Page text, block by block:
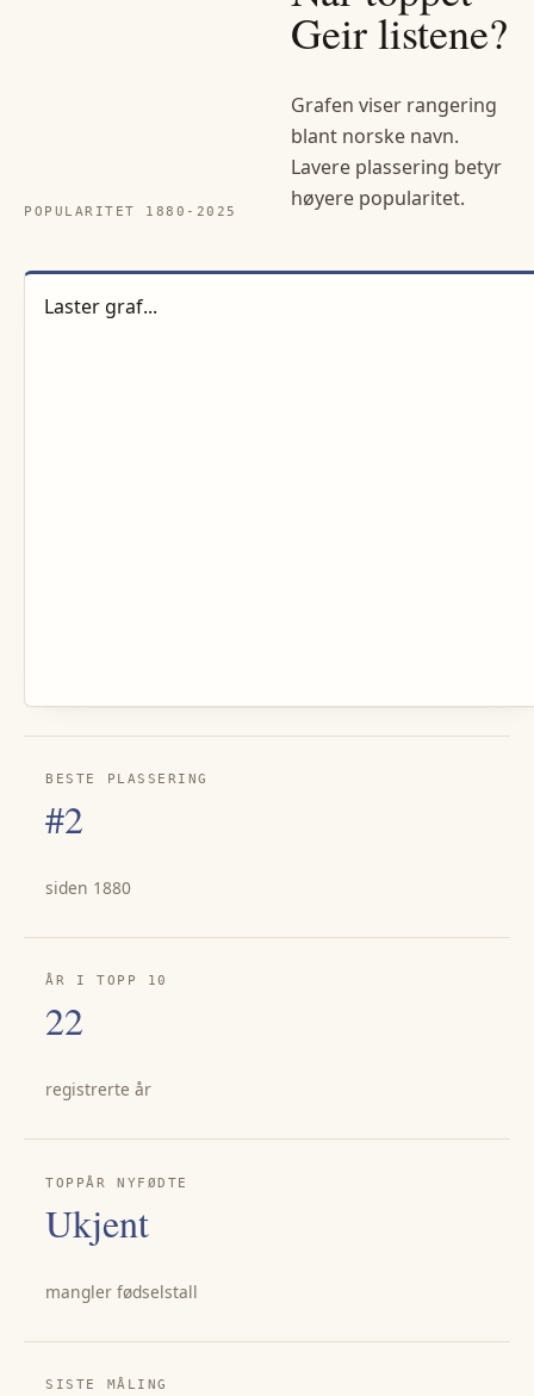
POPULARITET 1880- 2025
Geirlistene?
Grafen viser rangering
blant norske navn.
Lavere plassering betyr
høyere popularitet.
Laster graf...
BESTE PLASSERING
#2
siden 1880
ÅR I TOPP 10
22
registrerte år
TOPPÅR NYFØDTE
Ukjent
mangler fødselstall
SISTE MÅLING